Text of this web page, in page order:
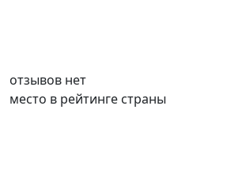
отзывов нет
место в рейтинге страны